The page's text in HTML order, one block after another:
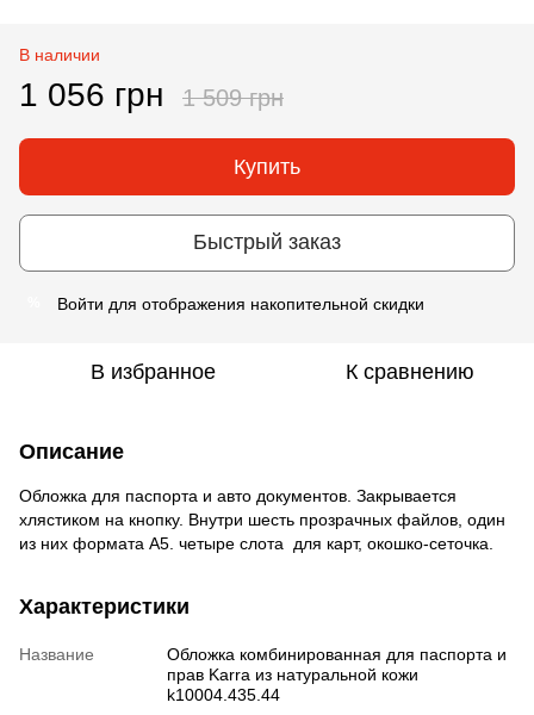
В наличии
1 056 грн 1 509 грн
Купить
Быстрый заказ
Войти для отображения накопительной скидки
В избранное К сравнению
Описание
Обложка для паспорта и авто документов. Закрывается
хлястиком на кнопку. Внутри шесть прозрачных файлов, один
из них формата А5. четыре слота для карт, окошко-сеточка.
Характеристики
Название
Обложка комбинированная для паспорта и
прав Karra из натуральной кожи
k10004.435.44